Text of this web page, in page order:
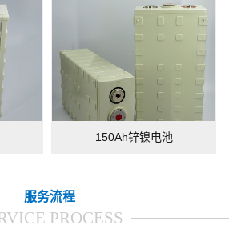
150Ah锌镍电池
服务流程
PROCESS